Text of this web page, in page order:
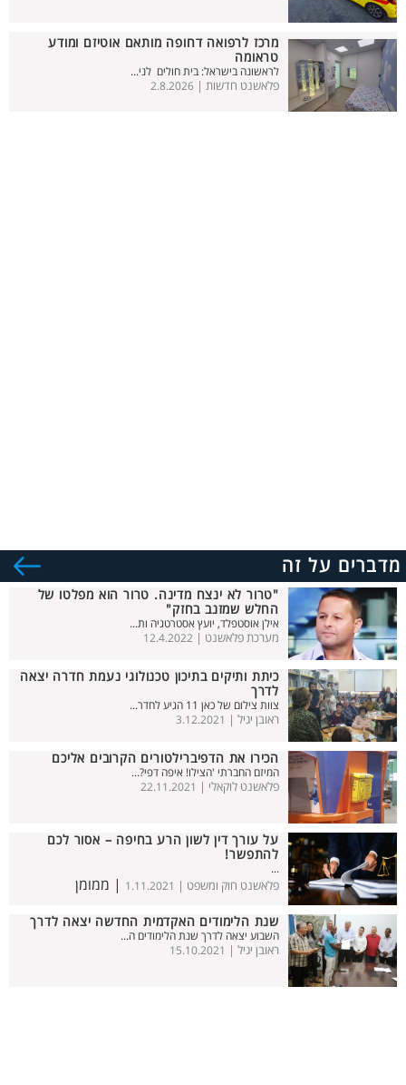
מרכז לרפואה דחופה מותאם אוטיזם ומודע
טראומה
לראשונה בישראל: בית חולים לני...
פלאשנט חדשות | 2.8.2026
מדברים על זה
"טרור לא ינצח מדינה. טרור הוא מפלטו של
החלש שמזנב בחזק"
אילן אוסטפלד, יועץ אסטרטגיה ות...
מערכת פלאשנט | 12.4.2022
כיתת ותיקים בתיכון טכנולוגי נעמת חדרה יצאה
לדרך
צוות צילום של כאן 11 הגיע לחדר...
ראובן יגיל | 3.12.2021
הכירו את הדפיברילטורים הקרובים אליכם
המיזם החברתי 'הצילו! איפה דפי?...
פלאשנט לוקאלי | 22.11.2021
על עורך דין לשון הרע בחיפה – אסור לכם
להתפשר!
...
פלאשנט חוק ומשפט | 1.11.2021 | ממומן
שנת הלימודים האקדמית החדשה יצאה לדרך
השבוע יצאה לדרך שנת הלימודים ה...
ראובן יגיל | 15.10.2021